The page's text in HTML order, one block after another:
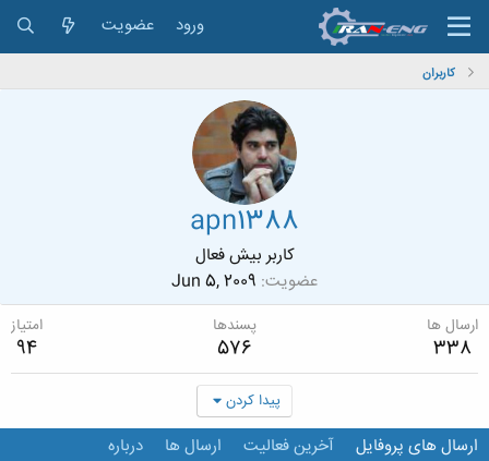
ورود عضویت
کاربران
apn1388
کاربر بیش فعال
عضویت Jun 5, 2009
ارسال ها
338
پسندها
576
امتیاز
94
پیدا کردن
ارسال های پروفایل آخرین فعالیت ارسال ها درباره